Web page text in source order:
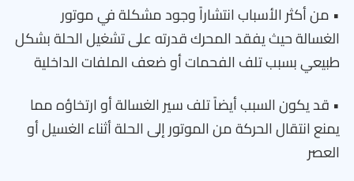
• من أكثر الأسباب انتشاراً وجود مشكلة في موتور
الغسالة حيث يفقد المحرك قدرته على تشغيل الحلة بشكل
طبيعي بسبب تلف الفحمات أو ضعف الملفات الداخلية
• قد يكون السبب أيضاً تلف سير الغسالة أو ارتخاؤه مما
يمنع انتقال الحركة من الموتور إلى الحلة أثناء الغسيل أو
العصر